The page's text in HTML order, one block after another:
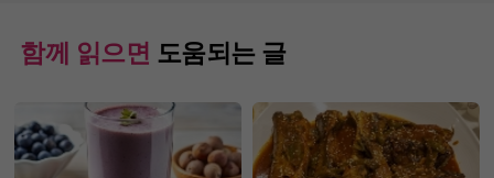
함께 읽으면 도움되는 글